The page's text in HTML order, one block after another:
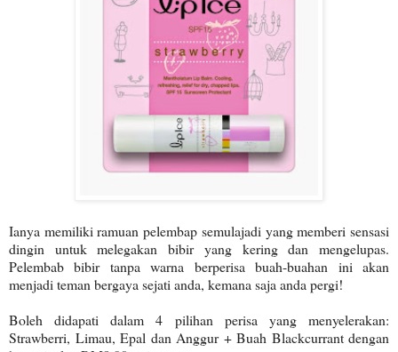
Ianya memiliki ramuan pelembap semulajadi yang memberi sensasi
dingin untuk melegakan bibir yang kering dan mengelupas.
Pelembab bibir tanpa warna berperisa buah-buahan ini akan
menjadi teman bergaya sejati anda, kemana saja anda pergi!
Boleh didapati dalam 4 pilihan perisa yang menyelerakan:
Strawberri, Limau, Epal dan Anggur + Buah Blackcurrant dengan